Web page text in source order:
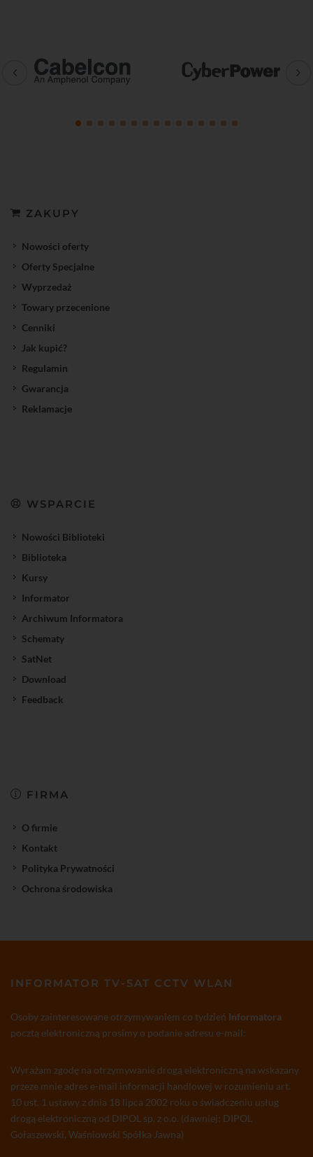
ZAKUPY
Nowości oferty
Oferty Specjalne
Wyprzedaż
Towary przecenione
Cenniki
Jak kupić?
Regulamin
Gwarancja
Reklamacje
WSPARCIE
Nowości Biblioteki
Biblioteka
Kursy
Informator
Archiwum Informatora
Schematy
SatNet
Download
Feedback
FIRMA
O firmie
Kontakt
Polityka Prywatności
Ochrona środowiska
INFORMATOR TV-SAT CCTV WLAN
Osoby zainteresowane otrzymywaniem co tydzień Informatora
pocztą elektroniczną prosimy o podanie adresu e-mail:
Wyrażam zgodę na otrzymywanie drogą elektroniczną na wskazany
przeze mnie adres e-mail informacji handlowej w rozumieniu art.
10 ust. 1 ustawy z dnia 18 lipca 2002 roku o świadczeniu usług
drogą elektroniczną od DIPOL sp. z o.o. (dawniej: DIPOL
Gołaszewski, Waśniowski Spółka Jawna)